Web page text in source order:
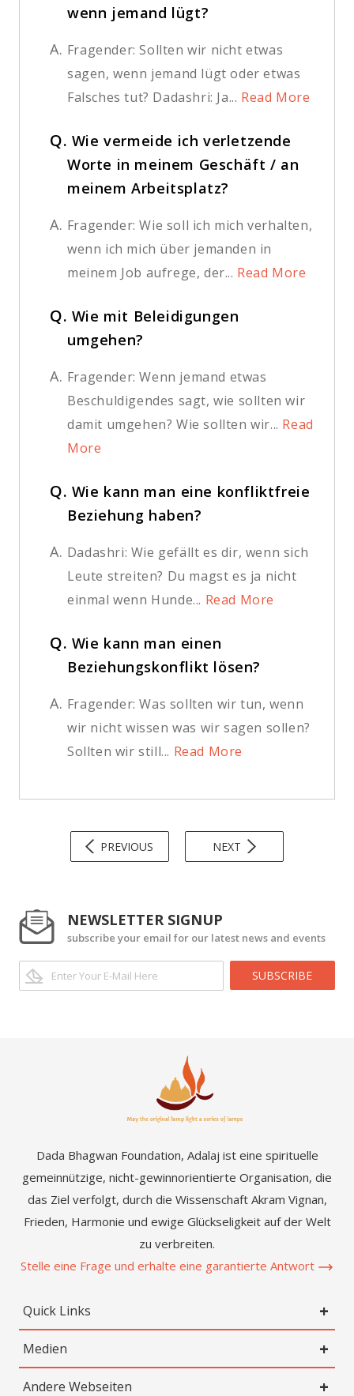
wenn jemand lügt?
A. Fragender: Sollten wir nicht etwas
sagen, wenn jemand lügt oder etwas
Falsches tut? Dadashri: Ja... Read More
Q. Wie vermeide ich verletzende
Worte in meinem Geschäft / an
meinem Arbeitsplatz?
A. Fragender: Wie soll ich mich verhalten,
wenn ich mich über jemanden in
meinem Job aufrege, der... Read More
Q. Wie mit Beleidigungen
umgehen?
A. Fragender: Wenn jemand etwas
Beschuldigendes sagt, wie sollten wir
damit umgehen? Wie sollten wir... Read
More
Q. Wie kann man eine konfliktfreie
Beziehung haben?
A. Dadashri: Wie gefällt es dir, wenn sich
Leute streiten? Du magst es ja nicht
einmal wenn Hunde... Read More
Q. Wie kann man einen
Beziehungskonflikt lösen?
A. Fragender: Was sollten wir tun, wenn
wir nicht wissen was wir sagen sollen?
Sollten wir still... Read More
PREVIOUS NEXT
NEWSLETTER SIGNUP
subscribe your email for our latest news and events
SUBSCRIBE
Dada Bhagwan Foundation, Adalaj ist eine spirituelle
gemeinnützige, nicht-gewinnorientierte Organisation, die
das Ziel verfolgt, durch die Wissenschaft Akram Vignan,
Frieden, Harmonie und ewige Glückseligkeit auf der Welt
zu verbreiten.
Stelle eine Frage und erhalte eine garantierte Antwort
Quick Links
Medien
Andere Webseiten